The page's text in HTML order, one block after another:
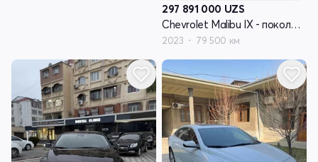
297 891 000 UZS
Chevrolet Malibu IX - поколение рестайлинг
2023 79 500 км